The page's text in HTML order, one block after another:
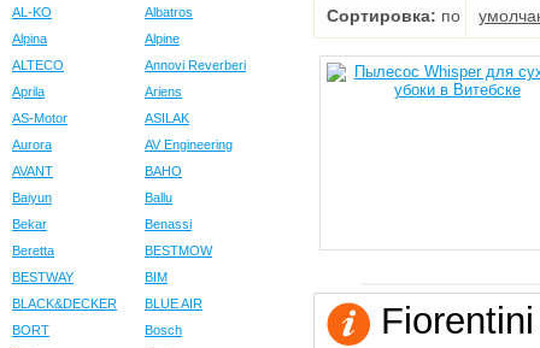
AL-KO
Albatros
Alpina
Alpine
ALTECO
Annovi Reverberi
Aprila
Ariens
AS-Motor
ASILAK
Aurora
AV Engineering
AVANT
BAHO
Baiyun
Ballu
Bekar
Benassi
Beretta
BESTMOW
BESTWAY
BIM
BLACK&DECKER
BLUE AIR
BORT
Bosch
Сортировка: по